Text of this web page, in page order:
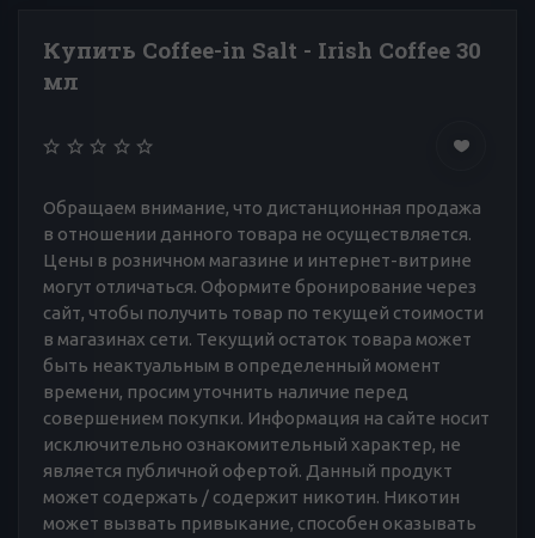
Купить Coffee-in Salt - Irish Coffee 30
мл
Обращаем внимание, что дистанционная продажа
в отношении данного товара не осуществляется.
Цены в розничном магазине и интернет-витрине
могут отличаться. Оформите бронирование через
сайт, чтобы получить товар по текущей стоимости
в магазинах сети. Текущий остаток товара может
быть неактуальным в определенный момент
времени, просим уточнить наличие перед
совершением покупки. Информация на сайте носит
исключительно ознакомительный характер, не
является публичной офертой. Данный продукт
может содержать / содержит никотин. Никотин
может вызвать привыкание, способен оказывать